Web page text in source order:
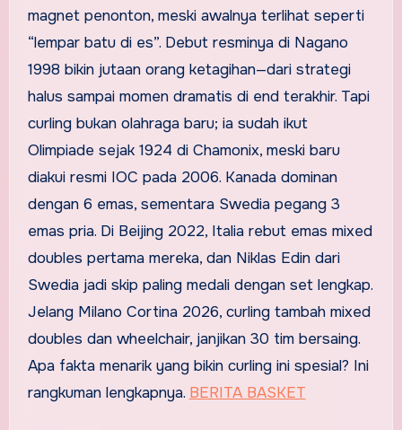
magnet penonton, meski awalnya terlihat seperti
“lempar batu di es”. Debut resminya di Nagano
1998 bikin jutaan orang ketagihan—dari strategi
halus sampai momen dramatis di end terakhir. Tapi
curling bukan olahraga baru; ia sudah ikut
Olimpiade sejak 1924 di Chamonix, meski baru
diakui resmi IOC pada 2006. Kanada dominan
dengan 6 emas, sementara Swedia pegang 3
emas pria. Di Beijing 2022, Italia rebut emas mixed
doubles pertama mereka, dan Niklas Edin dari
Swedia jadi skip paling medali dengan set lengkap.
Jelang Milano Cortina 2026, curling tambah mixed
doubles dan wheelchair, janjikan 30 tim bersaing.
Apa fakta menarik yang bikin curling ini spesial? Ini
rangkuman lengkapnya. BERITA BASKET